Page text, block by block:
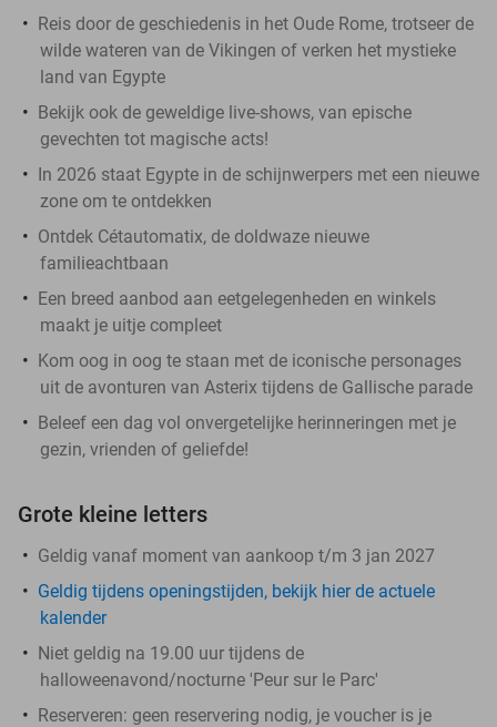
Reis door de geschiedenis in het Oude Rome, trotseer de
wilde wateren van de Vikingen of verken het mystieke
land van Egypte
Bekijk ook de geweldige live-shows, van epische
gevechten tot magische acts!
In 2026 staat Egypte in de schijnwerpers met een nieuwe
zone om te ontdekken
Ontdek Cétautomatix, de doldwaze nieuwe
familieachtbaan
Een breed aanbod aan eetgelegenheden en winkels
maakt je uitje compleet
Kom oog in oog te staan met de iconische personages
uit de avonturen van Asterix tijdens de Gallische parade
Beleef een dag vol onvergetelijke herinneringen met je
gezin, vrienden of geliefde!
Grote kleine letters
Geldig vanaf moment van aankoop t/m 3 jan 2027
Geldig tijdens openingstijden, bekijk hier de actuele
kalender
Niet geldig na 19.00 uur tijdens de
halloweenavond/nocturne 'Peur sur le Parc'
Reserveren: geen reservering nodig, je voucher is je